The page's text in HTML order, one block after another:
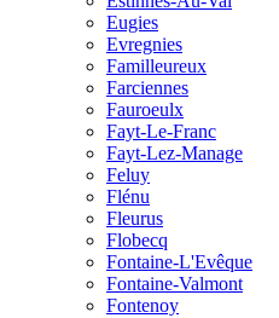
Eugies
Evregnies
Familleureux
Farciennes
Fauroeulx
Fayt-Le-Franc
Fayt-Lez-Manage
Feluy
Flénu
Fleurus
Flobecq
Fontaine-L'Evêque
Fontaine-Valmont
Fontenoy